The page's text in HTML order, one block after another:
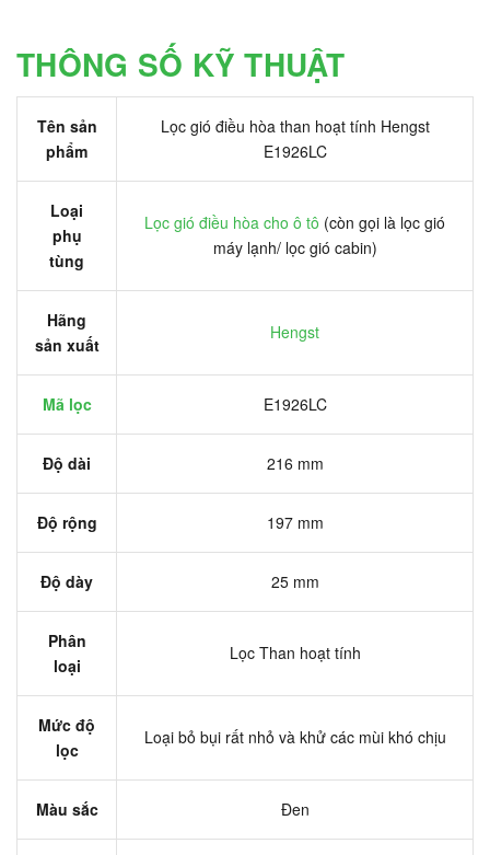
THÔNG SỐ KỸ THUẬT
Tên sản
phẩm
Lọc gió điều hòa than hoạt tính Hengst
E1926LC
Loại
phụ
tùng
Lọc gió điều hòa cho ô tô (còn gọi là lọc gió
máy lạnh/ lọc gió cabin)
Hãng
sản xuất
Hengst
Mã lọc E1926LC
Độ dài 216 mm
Độ rộng 197 mm
Độ dày 25 mm
Phân
loại
Lọc Than hoạt tính
Mức độ
lọc
Loại bỏ bụi rất nhỏ và khử các mùi khó chịu
Màu sắc Đen